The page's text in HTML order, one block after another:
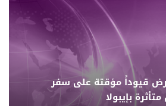
قيوداً مؤقتة على سفر
بإيبولا